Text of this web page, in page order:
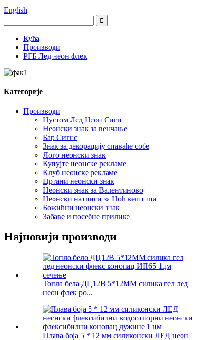
English
Кућа
Производи
РГБ Лед неон флек
Категорије
Производи
Цустом Лед Неон Сигн
Неонски знак за венчање
Бар Сигнс
Знак за декорацију спаваће собе
Лого неонски знак
Купујте неонске рекламе
Клуб неонске рекламе
Цртани неонски знак
Неонски знак за Валентиново
Неонски натписи за Ноћ вештица
Божићни неонски знак
Забаве и посебне прилике
Најновији производи
Топла бела ДЦ12В 5*12ММ силика гел лед
неон флек ро...
Плава боја 5 * 12 мм силиконски ЛЕД неон